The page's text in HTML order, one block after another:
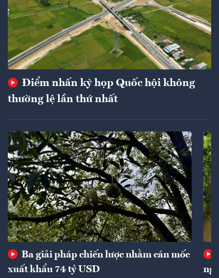
Điểm nhấn kỳ họp Quốc hội không
thường lệ lần thứ nhất
Ba giải pháp chiến lược nhằm cán mốc
xuất khẩu 74 tỷ USD